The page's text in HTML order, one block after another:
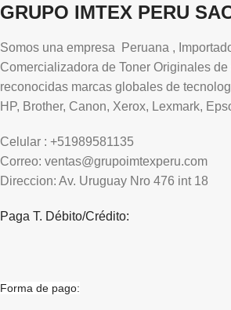
GRUPO IMTEX PERU
Somos una empresa Peruana ,
Comercializadora de Toner Originales
reconocidas marcas globales de
HP, Brother, Canon, Xerox, Lexmark,
Celular : +51989581135
Correo: ventas@grupoimtexperu.com
Direccion: Av. Uruguay Nro 476 int 18
Paga T. Débito/Crédito:
Forma de pago: